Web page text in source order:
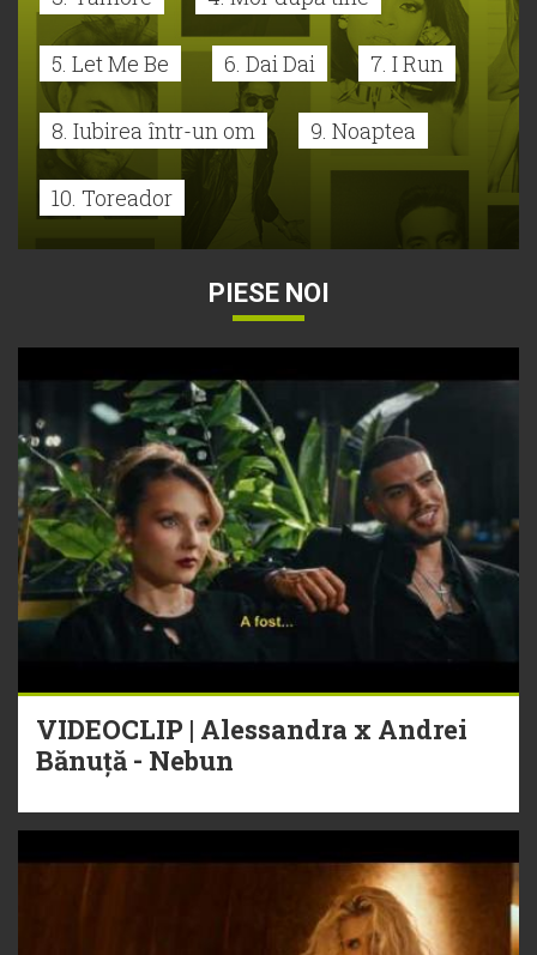
5. Let Me Be 6. Dai Dai 7. I Run
8. Iubirea într-un om 9. Noaptea
10. Toreador
PIESE NOI
VIDEOCLIP | Alessandra x Andrei
Bănuță - Nebun